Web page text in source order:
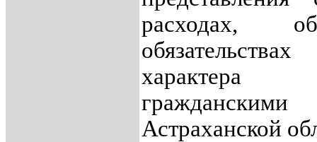
расходах,
характера
Астраханской